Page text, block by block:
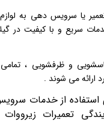
یا سرویس ‌دهی به
سریع و با کیفیت در
و ظرفشویی ، تمامی
ارائه می ‌شوند .
استفاده از خدمات
تعمیرات